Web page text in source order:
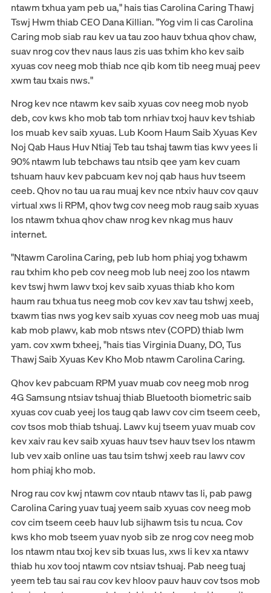
ntawm txhua yam peb ua," hais tias Carolina Caring Thawj
Tswj Hwm thiab CEO Dana Killian. "Yog vim li cas Carolina
Caring mob siab rau kev ua tau zoo hauv txhua qhov chaw,
suav nrog cov thev naus laus zis uas txhim kho kev saib
xyuas cov neeg mob thiab nce qib kom tib neeg muaj peev
xwm tau txais nws."
Nrog kev nce ntawm kev saib xyuas cov neeg mob nyob
deb, cov kws kho mob tab tom nrhiav txoj hauv kev tshiab
los muab kev saib xyuas. Lub Koom Haum Saib Xyuas Kev
Noj Qab Haus Huv Ntiaj Teb tau tshaj tawm tias kwv yees li
90% ntawm lub tebchaws tau ntsib qee yam kev cuam
tshuam hauv kev pabcuam kev noj qab haus huv tseem
ceeb. Qhov no tau ua rau muaj kev nce ntxiv hauv cov qauv
virtual xws li RPM, qhov twg cov neeg mob raug saib xyuas
los ntawm txhua qhov chaw nrog kev nkag mus hauv
internet.
"Ntawm Carolina Caring, peb lub hom phiaj yog txhawm
rau txhim kho peb cov neeg mob lub neej zoo los ntawm
kev tswj hwm lawv txoj kev saib xyuas thiab kho kom
haum rau txhua tus neeg mob cov kev xav tau tshwj xeeb,
txawm tias nws yog kev saib xyuas cov neeg mob uas muaj
kab mob plawv, kab mob ntsws ntev (COPD) thiab lwm
yam. cov xwm txheej, "hais tias Virginia Duany, DO, Tus
Thawj Saib Xyuas Kev Kho Mob ntawm Carolina Caring.
Qhov kev pabcuam RPM yuav muab cov neeg mob nrog
4G Samsung ntsiav tshuaj thiab Bluetooth biometric saib
xyuas cov cuab yeej los taug qab lawv cov cim tseem ceeb,
cov tsos mob thiab tshuaj. Lawv kuj tseem yuav muab cov
kev xaiv rau kev saib xyuas hauv tsev hauv tsev los ntawm
lub vev xaib online uas tau tsim tshwj xeeb rau lawv cov
hom phiaj kho mob.
Nrog rau cov kwj ntawm cov ntaub ntawv tas li, pab pawg
Carolina Caring yuav tuaj yeem saib xyuas cov neeg mob
cov cim tseem ceeb hauv lub sijhawm tsis tu ncua. Cov
kws kho mob tseem yuav nyob sib ze nrog cov neeg mob
los ntawm ntau txoj kev sib txuas lus, xws li kev xa ntawv
thiab hu xov tooj ntawm cov ntsiav tshuaj. Pab neeg tuaj
yeem teb tau sai rau cov kev hloov pauv hauv cov tsos mob